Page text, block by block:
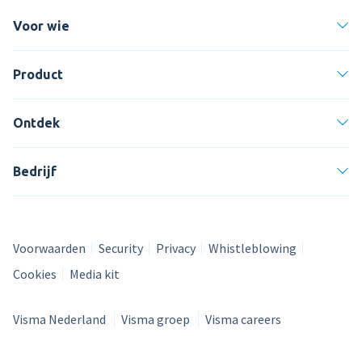
Voor wie
Product
Ontdek
Bedrijf
Voorwaarden Security Privacy
Whistleblowing
Cookies
Media kit
Visma Nederland Visma groep Visma careers